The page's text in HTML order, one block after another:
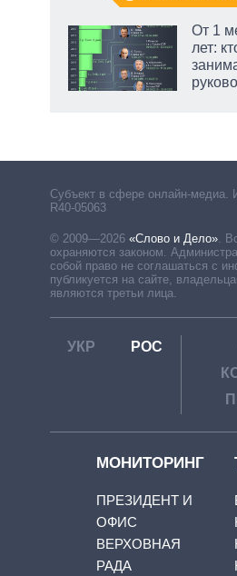
От 1
лет:
Субъект в сфере онлайн-медиа.
R40-05063
© 2009—2026 «Слово и Дело»
охраняются законом.
собой право не соглашаться с
публикуется на сайте,
являются третьи лица.
УКР РОС
МОНИТОРИНГ
ПРЕЗИДЕНТ И
ОФИС
ВЕРХОВНАЯ
РАДА